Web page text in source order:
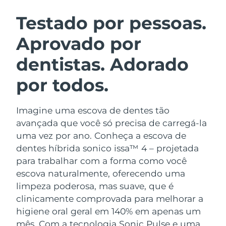
Testado por pessoas.
Aprovado por
dentistas. Adorado
por todos.
Imagine uma escova de dentes tão
avançada que você só precisa de carregá-la
uma vez por ano. Conheça a escova de
dentes híbrida sonico issa™ 4 – projetada
para trabalhar com a forma como você
escova naturalmente, oferecendo uma
limpeza poderosa, mas suave, que é
clinicamente comprovada para melhorar a
higiene oral geral em 140% em apenas um
mês. Com a tecnologia Sonic Pulse e uma
Limpeza facial
LUNA™ 4 kit
Anti-aging massage
LUNA™ 4 Plus
Massage, LED heating
LUNA™ 4 Men
For men, anti-aging massage
Lifting facial
BEAR™ 2 kit
Microcurrent toning
BEAR™ 2 go
Microcurrent toning on-the-go
BEAR™ 2 eyes & lips
Microcurrent line smoothing device
Hidratação
UFO™ 3 kit
Deep facial hydration
UFO™ 3 LED
Near-infrared and red light therapy
device
Cuidado oral
issa™ 4
Hybrid silicone sonic toothbrush
issa™ 4 plus
Smart hybrid silicone sonic toothbrush
TRATAMENTO ANTIENVELHECIMENTO
FAQ™
Antienvelhecimento Tratamentos LED
NEW
Áustria
Barein Entrega prevista
Bélgica Entrega prevista8/11/26
Bermudas
Bósnia e
Herzegovina
Entrega prevista
Brunei Entrega prevista8/16/26
Bulgária Entrega prevista
Canadá Entrega prevista
Chile Entrega prevista 8/15/26